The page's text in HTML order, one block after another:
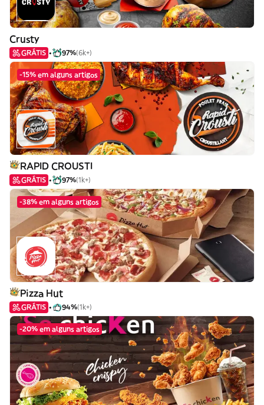
Crusty
GRÁTIS 97%(6k+)
-15% em alguns artigos
RAPID CROUSTI
GRÁTIS 97%(1k+)
-38% em alguns artigos
Pizza Hut
GRÁTIS 94%(1k+)
-20% em alguns artigos